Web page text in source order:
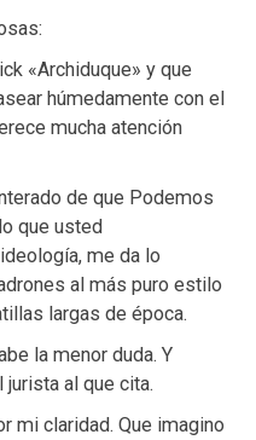
«Archiduque» y que
húmedamente con el
mucha atención
de que Podemos
que usted
me da lo
al más puro estilo
largas de época.
la menor duda. Y
al que cita.
mi claridad. Que imagino